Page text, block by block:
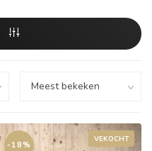
VEKOCHT
-18%